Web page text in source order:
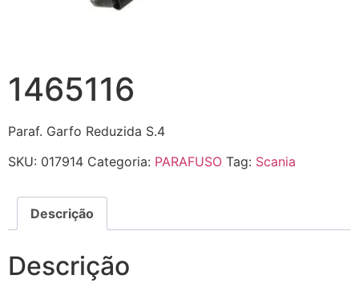
1465116
Paraf. Garfo Reduzida S.4
SKU: 017914 Categoria: PARAFUSO Tag: Scania
Descrição
Descrição